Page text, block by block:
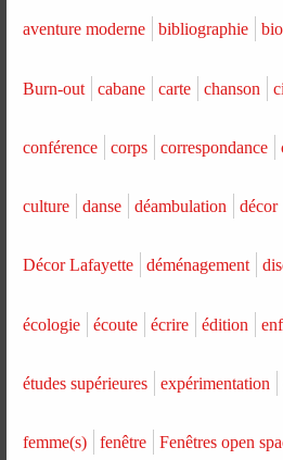
aventure moderne bibliographie
Burn-out cabane carte chanson
conférence corps correspondance
culture danse déambulation décor
Décor Lafayette déménagement
écologie écoute écrire édition
études supérieures expérimentation
femme(s) fenêtre Fenêtres open